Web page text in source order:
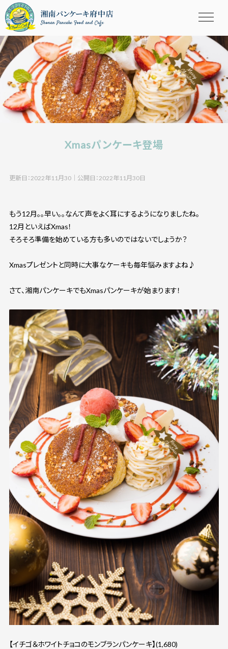
Shonan Pancake Food and Cafe
Xmasパンケーキ登場
更新日：2022年11月30｜ 公開日：2022年11月30日
もう12月。。早い。。なんて声をよく耳にするようになりましたね。
12月といえばXmas！
そろそろ準備を始めている方も多いのではないでしょうか？
Xmasプレゼントと同時に大事なケーキも毎年悩みますよね♪
さて、湘南パンケーキでもXmasパンケーキが始まります！
【イチゴ＆ホワイトチョコのモンブランパンケーキ】(1,680)